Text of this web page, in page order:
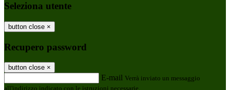
Seleziona utente
button close ×
Recupero password
button close ×
E-mail Verrà inviato un messaggio
all'indirizzo indicato con le istruzioni necessarie.